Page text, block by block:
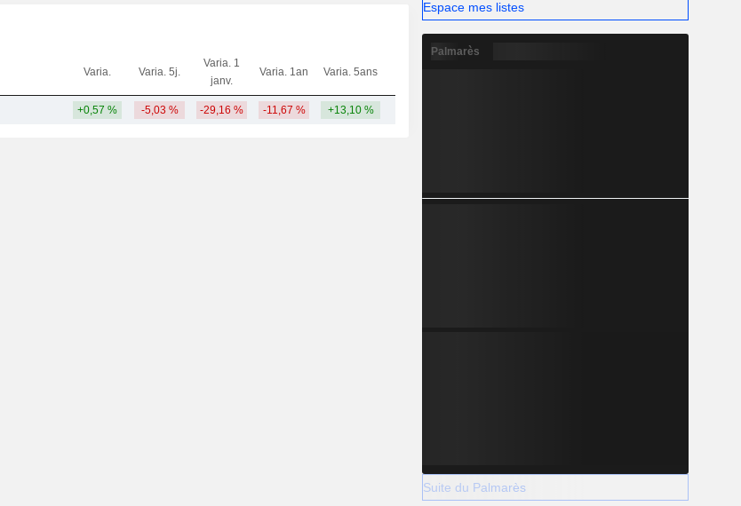
Varia. Varia. 5j.
Varia. 1
janv.
Varia. 1an Varia. 5ans
+0,57 % -5,03 % -29,16 % -11,67 % +13,10 %
Espace mes listes
Palmarès
Suite du Palmarès